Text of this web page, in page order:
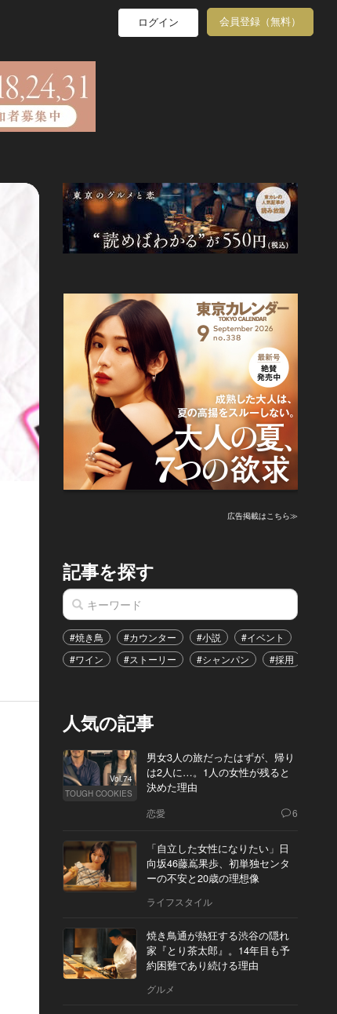
ログイン 会員登録（無料）
広告掲載はこちら≫
記事を探す
#焼き鳥 #カウンター #小説 #イベント
#ワイン
#ストーリー #シャンパン #採用
人気の記事
Vol.74
TOUGH COOKIES
男女3人の旅だったはずが、帰り
は2人に…。1人の女性が残ると
決めた理由
恋愛 6
「自立した女性になりたい」日
向坂46藤嶌果歩、初単独センタ
ーの不安と20歳の理想像
ライフスタイル
焼き鳥通が熱狂する渋谷の隠れ
家『とり茶太郎』。14年目も予
約困難であり続ける理由
グルメ